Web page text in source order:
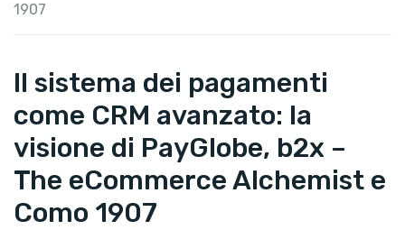
1907
Il sistema dei pagamenti
come CRM avanzato: la
visione di PayGlobe, b2x –
The eCommerce Alchemist e
Como 1907